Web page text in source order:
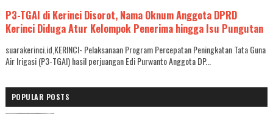
P3-TGAI di Kerinci Disorot, Nama Oknum Anggota DPRD
Kerinci Diduga Atur Kelompok Penerima hingga Isu Pungutan
suarakerinci.id,KERINCI- Pelaksanaan Program Percepatan Peningkatan Tata Guna
Air Irigasi (P3-TGAI) hasil perjuangan Edi Purwanto Anggota DP...
POPULAR POSTS